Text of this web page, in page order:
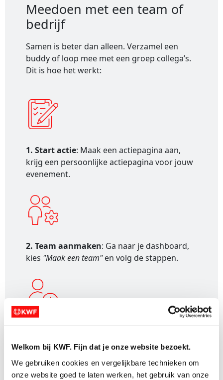
Welkom bij KWF. Fijn dat je onze website bezoekt.
We gebruiken cookies en vergelijkbare technieken om
onze website goed te laten werken, het gebruik van onze
Meedoen met een team of
bedrijf
Samen is beter dan alleen. Verzamel een
buddy of loop mee met een groep collega’s.
Dit is hoe het werkt:
1. Start actie: Maak een actiepagina aan,
krijg een persoonlijke actiepagina voor jouw
evenement.
2. Team aanmaken: Ga naar je dashboard,
kies "Maak een team"en volg de stappen.
3. Teamleden uitnodigen: Stuur de unieke
uitnodigingslink naar je teamleden.